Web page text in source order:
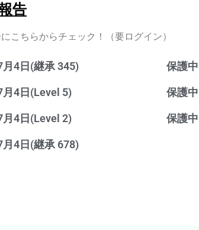
告
こちらからチェック！（要ログイン）
4日(継承 345) 保護
4日(Level 5) 保護
4日(Level 2) 保護
4日(継承 678)